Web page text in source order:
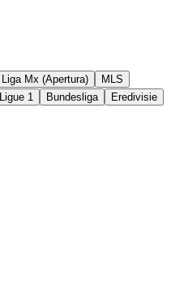
Liga Mx (Apertura)
MLS
Ligue 1 Bundesliga
Eredivisie